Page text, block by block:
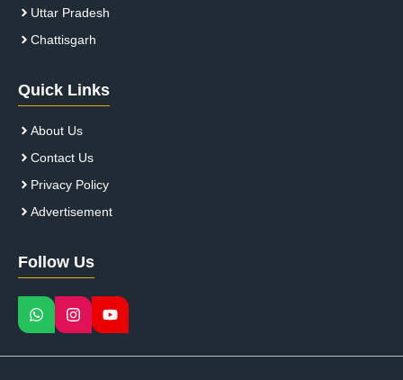
Uttar Pradesh
Chattisgarh
Quick Links
About Us
Contact Us
Privacy Policy
Advertisement
Follow Us